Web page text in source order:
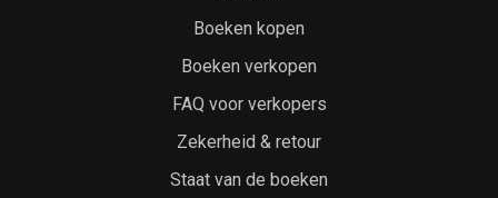
Boeken kopen
Boeken verkopen
FAQ voor verkopers
Zekerheid & retour
Staat van de boeken